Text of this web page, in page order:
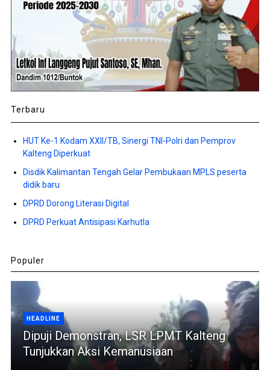
Terbaru
HUT Ke-1 Kodam XXII/TB, Sinergi TNI-Polri dan Pemprov
Kalteng Diperkuat
Disdik Kalimantan Tengah Gelar Pembukaan MPLS peserta
didik baru
DPRD Dorong Literasi Digital
DPRD Perkuat Antisipasi Karhutla
Populer
HEADLINE
Dipuji Demonstran, LSR LPMT Kalteng
Tunjukkan Aksi Kemanusiaan